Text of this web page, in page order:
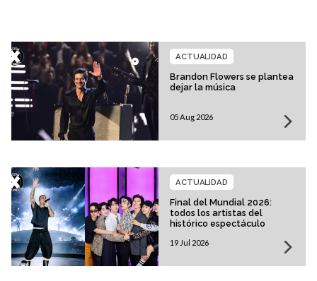
Brandon Flowers se plantea
dejar la música
ACTUALIDAD
05 Aug 2026
Final del Mundial 2026:
todos los artistas del
histórico espectáculo
ACTUALIDAD
19 Jul 2026